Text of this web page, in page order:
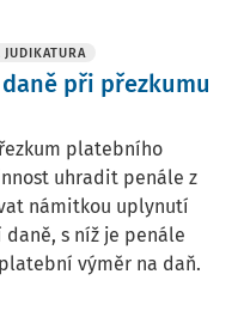
při přezkumu
platebního
uhradit penále z
námitkou uplynutí
s níž je penále
výměr na daň.